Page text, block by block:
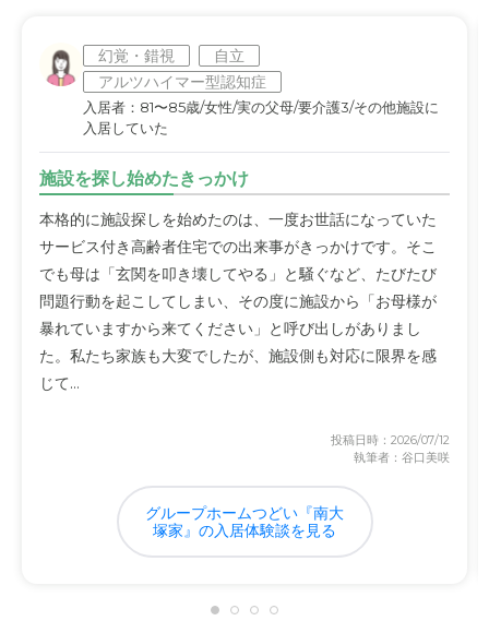
幻覚・錯視
自立
アルツハイマー型認知症
入居者：81〜85歳/女性/実の父母/要介護3/その他施設に
入居していた
施設を探し始めたきっかけ
本格的に施設探しを始めたのは、一度お世話になっていた
サービス付き高齢者住宅での出来事がきっかけです。そこ
でも母は「玄関を叩き壊してやる」と騒ぐなど、たびたび
問題行動を起こしてしまい、その度に施設から「お母様が
暴れていますから来てください」と呼び出しがありまし
た。私たち家族も大変でしたが、施設側も対応に限界を感
じて...
投稿日時：2026/07/12
執筆者：谷口美咲
グループホームつどい『南大
塚家』の入居体験談を見る